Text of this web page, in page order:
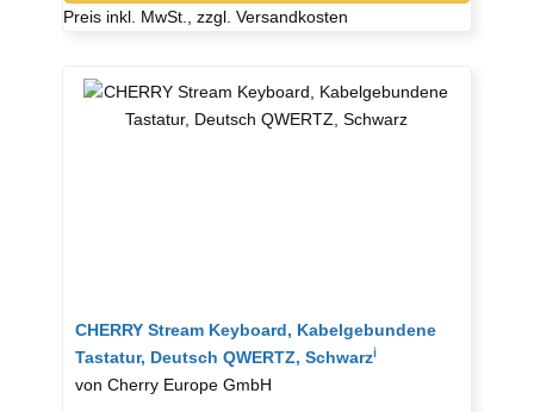
Preis inkl. MwSt., zzgl. Versandkosten
CHERRY Stream Keyboard, Kabelgebundene
Tastatur, Deutsch QWERTZ, Schwarzℹ︎
von Cherry Europe GmbH